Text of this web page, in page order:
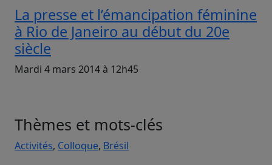
La presse et l’émancipation féminine
à Rio de Janeiro au début du 20e
siècle
Mardi 4 mars 2014 à 12h45
Thèmes et mots-clés
Activités, Colloque, Brésil